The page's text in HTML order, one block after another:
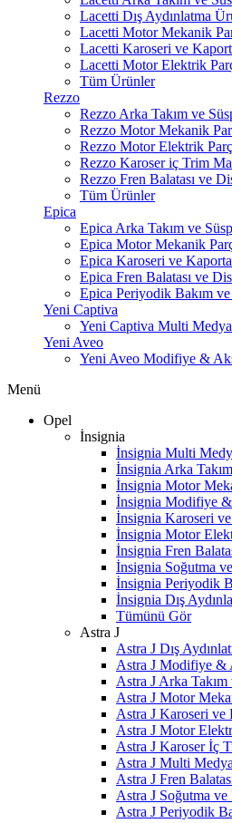
Lacetti Dış Aydınlatma
Lacetti Motor Mekanik
Lacetti Karoseri ve
Lacetti Motor Elektrik
Tüm Ürünler
Rezzo
Rezzo Arka Takım ve
Rezzo Motor Mekanik
Rezzo Motor Elektrik
Rezzo Karoser iç Trim
Rezzo Fren Balatası ve
Tüm Ürünler
Epica
Epica Arka Takım ve
Epica Motor Mekanik
Epica Karoseri ve
Epica Fren Balatası ve
Epica Periyodik Bakım
Yeni Captiva
Yeni Captiva Multi
Yeni Aveo
Yeni Aveo Modifiye &
Menü
Opel
İnsignia
İnsignia Multi
İnsignia Arka
İnsignia Motor
İnsignia Modifiye
İnsignia Karoseri
İnsignia Motor
İnsignia Fren
İnsignia Soğutma
İnsignia Periyodik
İnsignia Dış
Tümünü Gör
Astra J
Astra J Dış
Astra J Modifiye &
Astra J Arka Takım
Astra J Motor
Astra J Karoseri
Astra J Motor
Astra J Karoser İç
Astra J Multi
Astra J Fren
Astra J Soğutma ve
Astra J Periyodik